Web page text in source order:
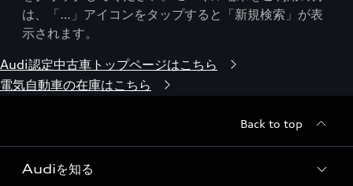
は、「…」アイコンをタップすると「新規検索」が表
示されます。
Audi認定中古車トップページはこちら
電気自動車の在庫はこちら
Back to top
Audiを知る